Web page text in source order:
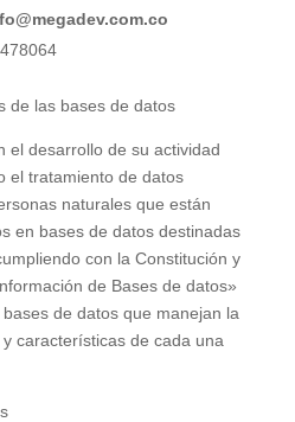
de las bases de datos
el desarrollo de su actividad
el tratamiento de datos
naturales que están
en bases de datos destinadas
con la Constitución y
de Bases de datos»
de datos que manejan la
características de cada una